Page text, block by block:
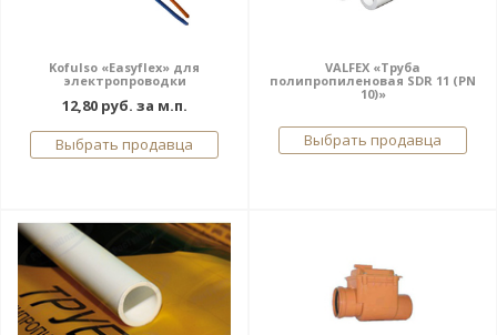
Kofulso «Easyflex» для
электропроводки
12,80 руб. за м.п.
Выбрать продавца
VALFEX «Труба
полипропиленовая SDR 11 (PN
10)»
Выбрать продавца